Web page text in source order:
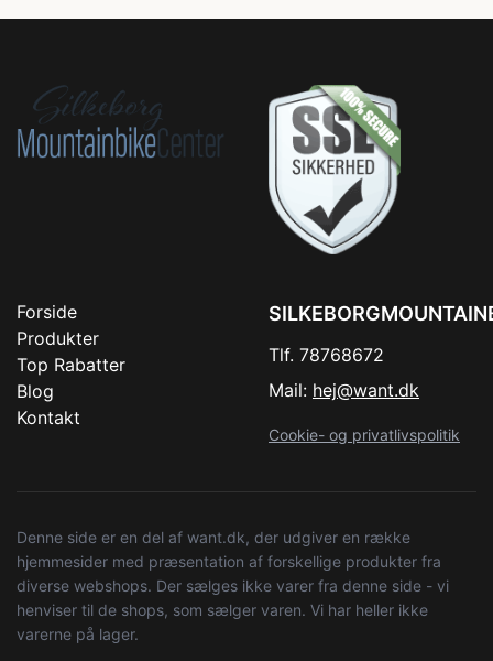
Forside
Produkter
Top Rabatter
Blog
Kontakt
Tlf. 78768672
Mail: hej@want.dk
Cookie- og privatlivspolitik
Denne side er en del af want.dk, der udgiver en række
hjemmesider med præsentation af forskellige produkter fra
diverse webshops. Der sælges ikke varer fra denne side - vi
henviser til de shops, som sælger varen. Vi har heller ikke
varerne på lager.